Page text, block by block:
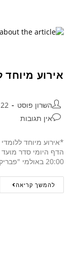
אירוע מיוחד
השרון פוסט 22 במרץ 2022
אין תגובות
*אירוע מיוחד
20:00 באולמי "פבריקה" רחוב החרושת 14 כפר סבא…
להמשך קריאה